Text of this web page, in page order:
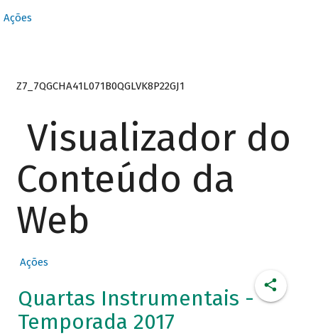
Ações
Z7_7QGCHA41L071B0QGLVK8P22GJ1
Visualizador do
Conteúdo da
Web
Ações
Quartas Instrumentais -
Temporada 2017